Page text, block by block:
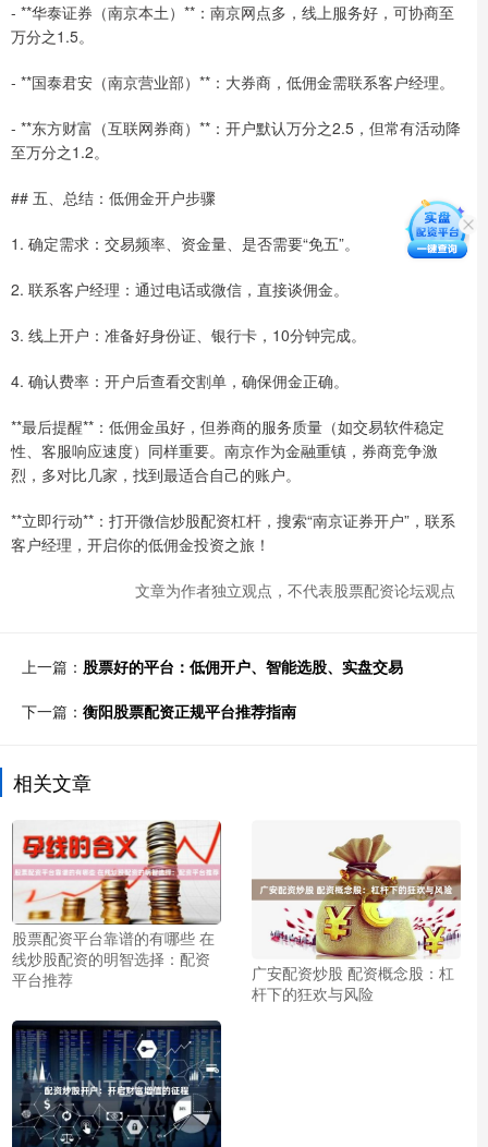
- **华泰证券（南京本土）**：南京网点多，线上服务好，可协商至
万分之1.5。
- **国泰君安（南京营业部）**：大券商，低佣金需联系客户经理。
- **东方财富（互联网券商）**：开户默认万分之2.5，但常有活动降
至万分之1.2。
## 五、总结：低佣金开户步骤
1. 确定需求：交易频率、资金量、是否需要“免五”。
2. 联系客户经理：通过电话或微信，直接谈佣金。
3. 线上开户：准备好身份证、银行卡，10分钟完成。
4. 确认费率：开户后查看交割单，确保佣金正确。
**最后提醒**：低佣金虽好，但券商的服务质量（如交易软件稳定
性、客服响应速度）同样重要。南京作为金融重镇，券商竞争激
烈，多对比几家，找到最适合自己的账户。
**立即行动**：打开微信炒股配资杠杆，搜索“南京证券开户”，联系
客户经理，开启你的低佣金投资之旅！
文章为作者独立观点，不代表股票配资论坛观点
上一篇： 股票好的平台：低佣开户、智能选股、实盘交易
下一篇： 衡阳股票配资正规平台推荐指南
相关文章
股票配资平台靠谱的有哪些 在
线炒股配资的明智选择：配资
平台推荐
广安配资炒股 配资概念股：杠
杆下的狂欢与风险